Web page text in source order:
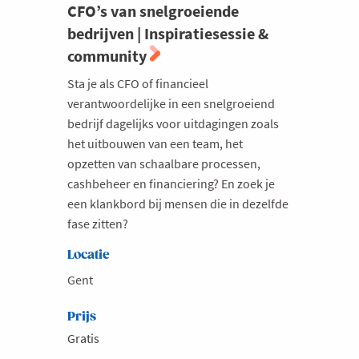
CFO’s van snelgroeiende
bedrijven | Inspiratiesessie &
community
Sta je als CFO of financieel
verantwoordelijke in een snelgroeiend
bedrijf dagelijks voor uitdagingen zoals
het uitbouwen van een team, het
opzetten van schaalbare processen,
cashbeheer en financiering? En zoek je
een klankbord bij mensen die in dezelfde
fase zitten?
Locatie
Gent
Prijs
Gratis